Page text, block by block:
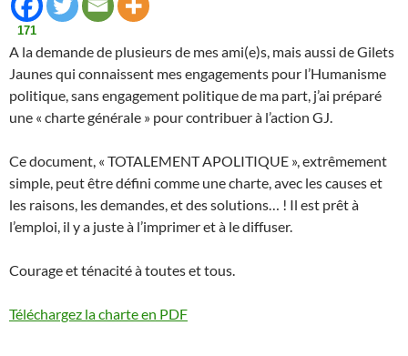
171
A la demande de plusieurs de mes ami(e)s, mais aussi de Gilets
Jaunes qui connaissent mes engagements pour l’Humanisme
politique, sans engagement politique de ma part, j’ai préparé
une « charte générale » pour contribuer à l’action GJ.
Ce document, « TOTALEMENT APOLITIQUE », extrêmement
simple, peut être défini comme une charte, avec les causes et
les raisons, les demandes, et des solutions… ! Il est prêt à
l’emploi, il y a juste à l’imprimer et à le diffuser.
Courage et ténacité à toutes et tous.
Téléchargez la charte en PDF